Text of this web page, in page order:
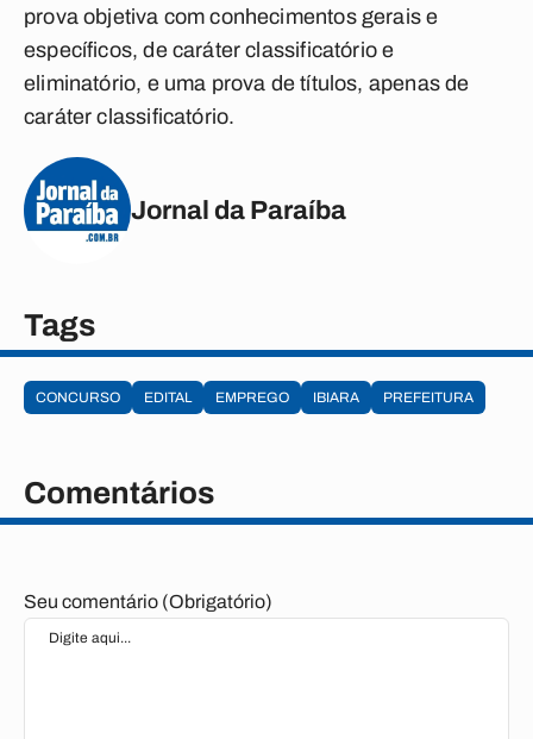
prova objetiva com conhecimentos gerais e
específicos, de caráter classificatório e
eliminatório, e uma prova de títulos, apenas de
caráter classificatório.
Jornal da Paraíba
Tags
CONCURSO EDITAL EMPREGO IBIARA PREFEITURA
Comentários
Seu comentário (Obrigatório)